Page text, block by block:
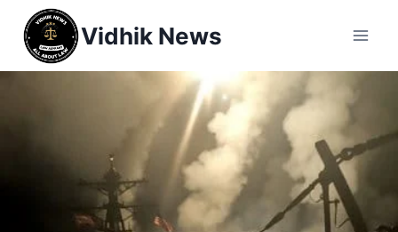
Vidhik News